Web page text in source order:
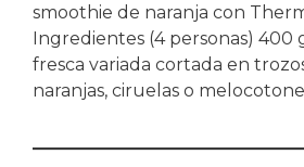
smoothie de naranja con
Ingredientes (4 personas) 400
fresca variada cortada en
naranjas, ciruelas o